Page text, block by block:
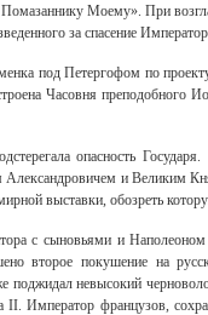
Помазаннику Моему». При
за спасение
под Петергофом по
Часовня преподобного
опасность
и Великим
выставки, обозреть
с сыновьями и
второе покушение на
поджидал невысокий
II. Император французов,